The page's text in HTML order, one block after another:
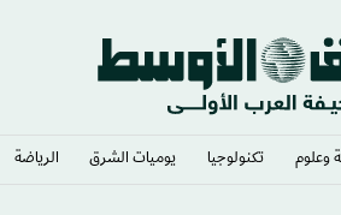
وعلوم تكنولوجيا يوميات الشرق​ الرياضة